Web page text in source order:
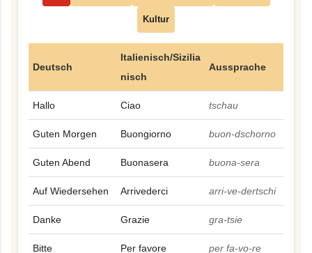
Kultur
Deutsch
Italienisch/Sizilia
nisch
Aussprache
Hallo Ciao tschau
Guten Morgen Buongiorno buon-dschorno
Guten Abend Buonasera buona-sera
Auf Wiedersehen Arrivederci arri-ve-dertschi
Danke Grazie gra-tsie
Bitte Per favore per fa-vo-re